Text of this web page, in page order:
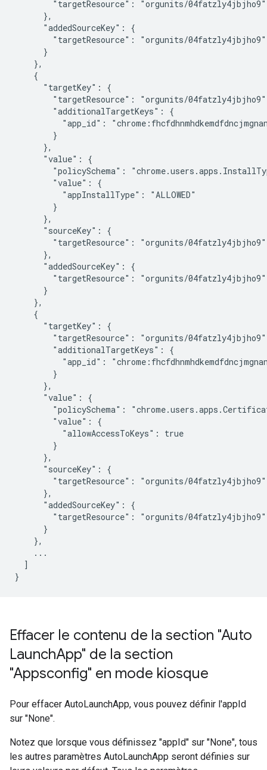
        "targetResource": "orgunits/04fatzly4jbjho9"
      },
      "addedSourceKey": {
        "targetResource": "orgunits/04fatzly4jbjho9"
      }
    },
    {
      "targetKey": {
"targetResource": "orgunits/
        "additionalTargetKeys": {
"app_id":
        }
      },
      "value": {
"policySchema":
        "value": {
          "appInstallType": "ALLOWED"
        }
      },
      "sourceKey": {
        "targetResource": "orgunits/04fatzly4jbjho9"
      },
      "addedSourceKey": {
        "targetResource": "orgunits/04fatzly4jbjho9"
      }
    },
    {
      "targetKey": {
"targetResource": "orgunits/
        "additionalTargetKeys": {
"app_id":
        }
      },
      "value": {
"policySchema":
        "value": {
          "allowAccessToKeys": true
        }
      },
      "sourceKey": {
        "targetResource": "orgunits/04fatzly4jbjho9"
      },
      "addedSourceKey": {
        "targetResource": "orgunits/04fatzly4jbjho9"
      }
    },
    ...
  ]
Effacer le contenu de la section "Auto
LaunchApp" de la section
"Appsconfig" en mode kiosque
Pour effacer AutoLaunchApp, vous pouvez définir l'appId
sur "None".
Notez que lorsque vous définissez "appId" sur "None", tous
les autres paramètres AutoLaunchApp seront définies sur